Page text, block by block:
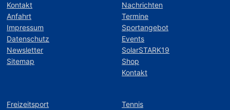
Kontakt
Anfahrt
Impressum
Datenschutz
Newsletter
Sitemap
Nachrichten
Termine
Sportangebot
Events
SolarSTARK19
Shop
Kontakt
Freizeitsport Tennis